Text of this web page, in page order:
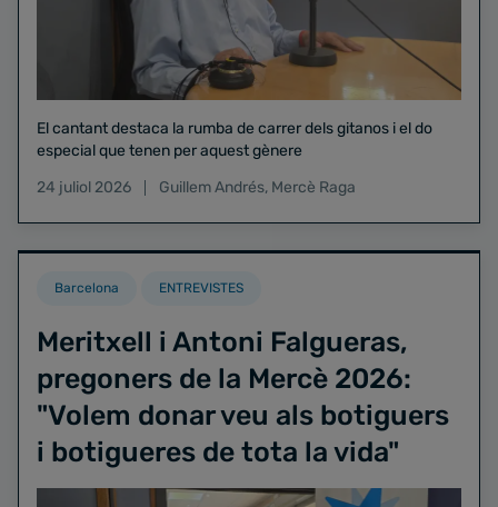
El cantant destaca la rumba de carrer dels gitanos i el do
especial que tenen per aquest gènere
24 juliol 2026
Guillem Andrés, Mercè Raga
Barcelona ENTREVISTES
Meritxell i Antoni Falgueras,
pregoners de la Mercè 2026:
"Volem donar veu als botiguers
i botigueres de tota la vida"